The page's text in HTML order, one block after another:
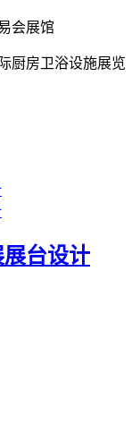
会展馆
房卫浴设施展览
台设计